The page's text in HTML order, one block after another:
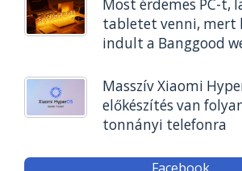
Most érdemes PC-t,
tabletet venni, mert
indult a Banggood
Masszív Xiaomi
előkészítés van
tonnányi telefonra